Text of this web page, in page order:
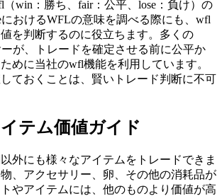
win：勝ち、fair：公平、lose：負け）の
おけるWFLの意味を調べる際にも、wfl
を判断するのに役立ちます。多くの
が、トレードを確定させる前に公平か
めに当社のwfl機能を利用しています。
ておくことは、賢いトレード判断に不可
テム価値ガイド
外にも様々なアイテムをトレードできま
、アクセサリー、卵、その他の消耗品が
やアイテムには、他のものより価値が高